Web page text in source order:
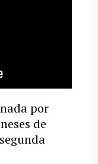
por
de